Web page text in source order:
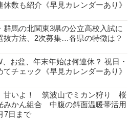
休数も紹介《早見カレンダーあり》
群馬の北関東3県の公立高校入試に
方法、2次募集…各県の特徴は？
、お盆、年末年始は何連休？ 祝日・
てチェック《早見カレンダーあり》
甘いよ！ 筑波山でミカン狩り 桜
みかん組合 中腹の斜面温暖帯活用
7日まで